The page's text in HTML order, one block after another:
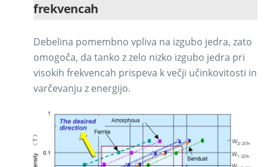
frekvencah
Debelina pomembno vpliva na izgubo jedra, zato
omogoča, da tanko z zelo nizko izgubo jedra pri
visokih frekvencah prispeva k večji učinkovitosti in
varčevanju z energijo.